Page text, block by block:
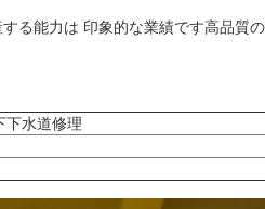
る能力は 印象的な業績です高品質
下水道修理